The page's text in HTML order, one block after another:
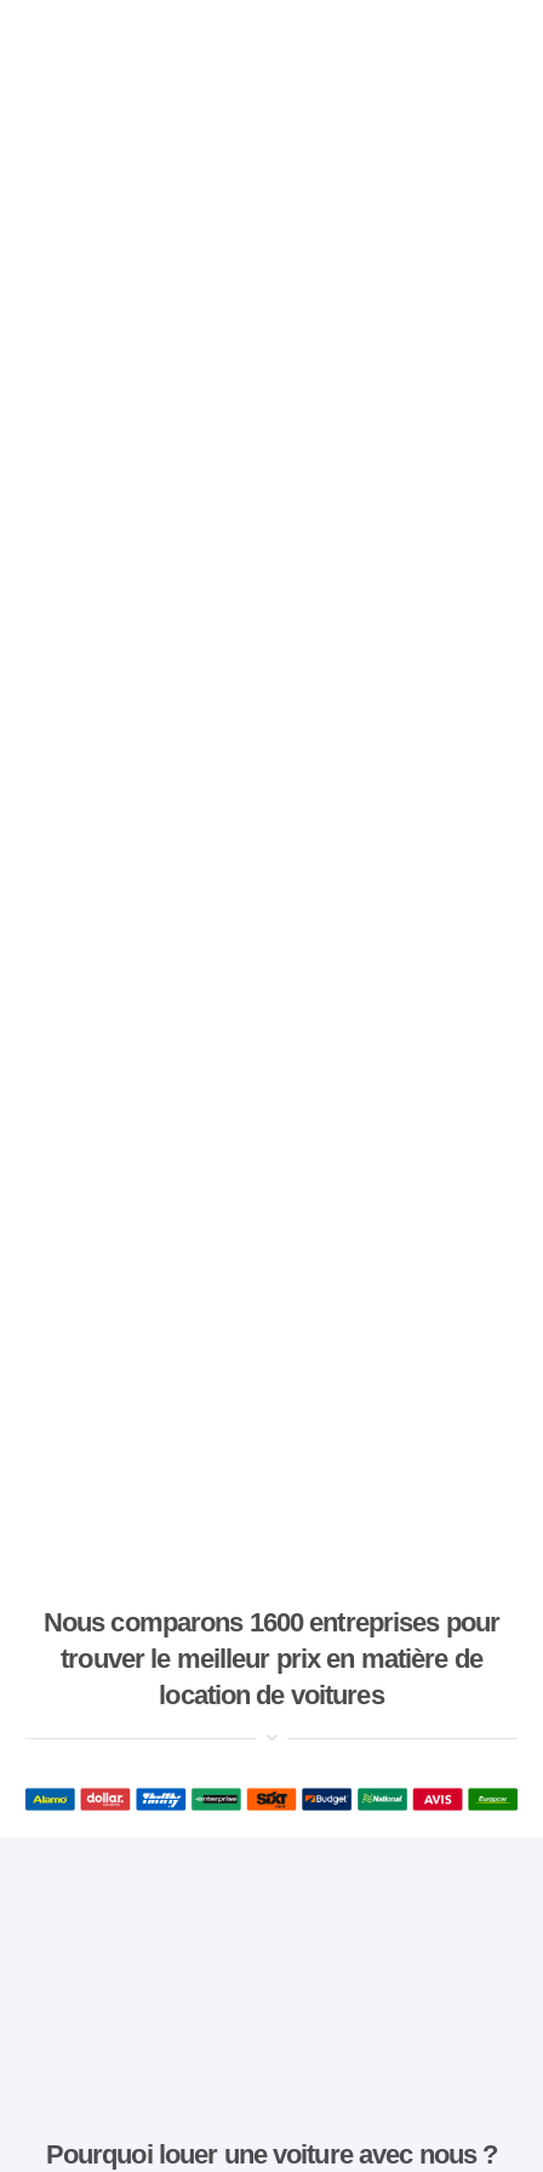
Nous comparons 1600 entreprises pour
trouver le meilleur prix en matière de
location de voitures
Pourquoi louer une voiture avec nous ?